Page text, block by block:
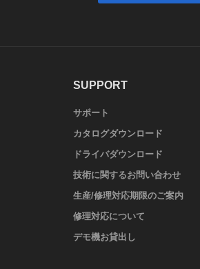
SUPPORT
サポート
カタログダウンロード
ドライバダウンロード
技術に関するお問い合わせ
生産/修理対応期限のご案内
修理対応について
デモ機お貸出し